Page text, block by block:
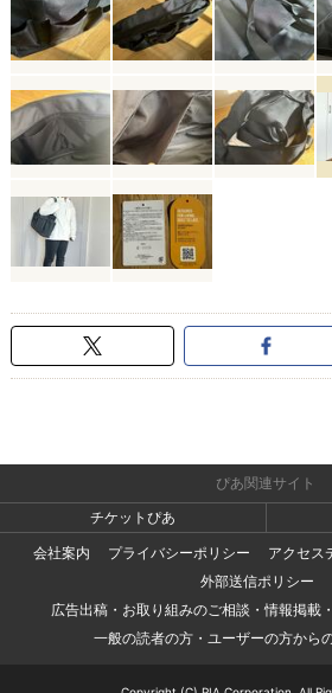
ぴあ関連サイト
チケットぴあ
会社案内
プライバシーポリシー
アクセス
外部送信ポリシー
広告出稿・お取り組みのご相談・情報掲載
一般の読者の方・ユーザーの方から